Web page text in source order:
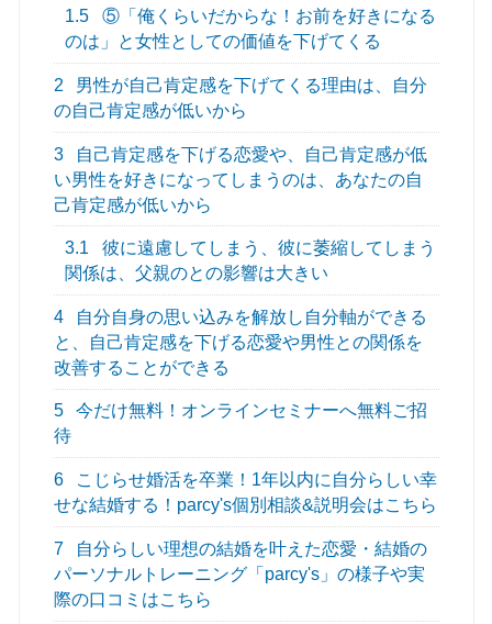
1.5
⑤「俺くらいだからな！お前を好きになる
のは」と女性としての価値を下げてくる
2
男性が自己肯定感を下げてくる理由は、自分
の自己肯定感が低いから
3
自己肯定感を下げる恋愛や、自己肯定感が低
い男性を好きになってしまうのは、あなたの自
己肯定感が低いから
3.1
彼に遠慮してしまう、彼に萎縮してしまう
関係は、父親のとの影響は大きい
4
自分自身の思い込みを解放し自分軸ができる
と、自己肯定感を下げる恋愛や男性との関係を
改善することができる
5
今だけ無料！オンラインセミナーへ無料ご招
待
6
こじらせ婚活を卒業！1年以内に自分らしい幸
せな結婚する！parcy's個別相談&説明会はこちら
7
自分らしい理想の結婚を叶えた恋愛・結婚の
パーソナルトレーニング「parcy's」の様子や実
際の口コミはこちら